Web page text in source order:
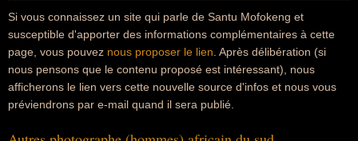
Si vous connaissez un site qui parle de Santu Mofokeng et
susceptible d'apporter des informations complémentaires à cette
page, vous pouvez nous proposer le lien . Après délibération (si
nous pensons que le contenu proposé est intéressant), nous
afficherons le lien vers cette nouvelle source d'infos et nous vous
préviendrons par e-mail quand il sera publié.